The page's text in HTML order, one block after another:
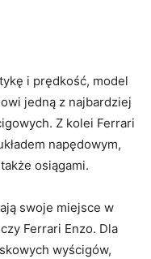
i prędkość, ‌model‍
jedną ⁣z najbardziej
Z kolei Ferrari
napędowym,
osiągami.
​swoje miejsce w
Ferrari Enzo. Dla
wyścigów,